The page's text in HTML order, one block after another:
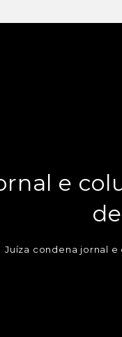
e
Juíza condena jornal